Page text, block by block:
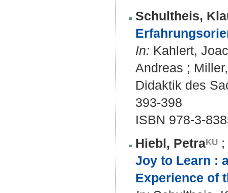
Schultheis,
In: Kahlert,
Andreas ;
Didaktik des
393-398
ISBN 978-3-
Hiebl, Petra
;
Joy to Learn :
Experience of